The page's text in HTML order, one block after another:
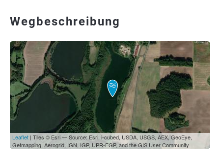
Wegbeschreibung
Leaflet | Tiles © Esri — Source: Esri, i-cubed, USDA, USGS, AEX, GeoEye,
Getmapping, Aerogrid, IGN, IGP, UPR-EGP, and the GIS User Community